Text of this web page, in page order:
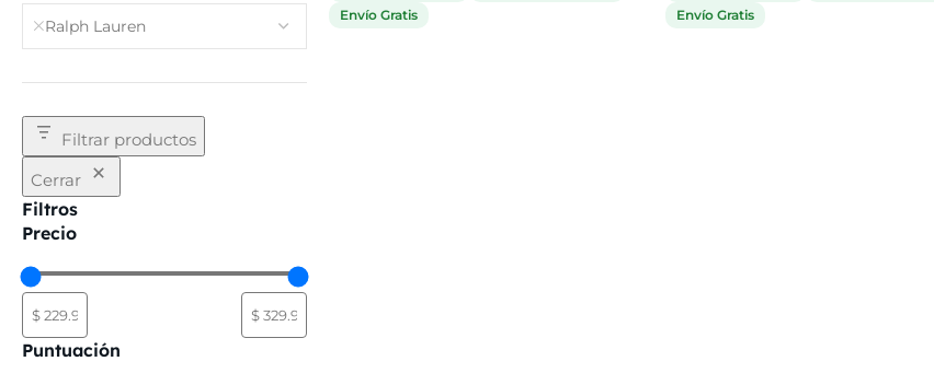
Ralph Lauren
Filtrar productos
Cerrar
Filtros
Precio
Puntuación
Envío Gratis
Envío Gratis